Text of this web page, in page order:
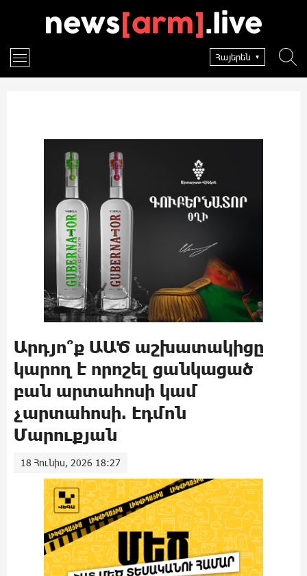
Հայերեն
Արդյո՞ք ԱԱԾ աշխատակիցը
կարող է որոշել ցանկացած
բան արտահոսի կամ
չարտահոսի. Էդմոն
Մարուքյան
18 Հունիս, 2026 18:27